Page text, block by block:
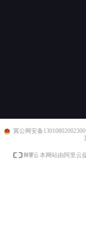
冀公网安备
本网站由阿里云